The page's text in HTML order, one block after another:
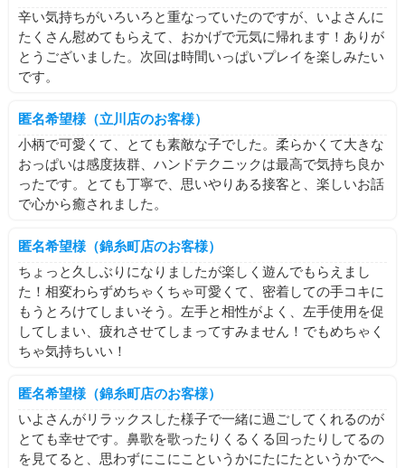
辛い気持ちがいろいろと重なっていたのですが、いよさんに
たくさん慰めてもらえて、おかげで元気に帰れます！ありが
とうございました。次回は時間いっぱいプレイを楽しみたい
です。
匿名希望様（立川店のお客様）
小柄で可愛くて、とても素敵な子でした。柔らかくて大きな
おっぱいは感度抜群、ハンドテクニックは最高で気持ち良か
ったです。とても丁寧で、思いやりある接客と、楽しいお話
で心から癒されました。
匿名希望様（錦糸町店のお客様）
ちょっと久しぶりになりましたが楽しく遊んでもらえまし
た！相変わらずめちゃくちゃ可愛くて、密着しての手コキに
もうとろけてしまいそう。左手と相性がよく、左手使用を促
してしまい、疲れさせてしまってすみません！でもめちゃく
ちゃ気持ちいい！
匿名希望様（錦糸町店のお客様）
いよさんがリラックスした様子で一緒に過ごしてくれるのが
とても幸せです。鼻歌を歌ったりくるくる回ったりしてるの
を見てると、思わずにこにこというかにたにたというかでへ